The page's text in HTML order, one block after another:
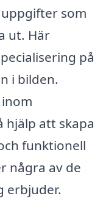
som
ut. Här
på
i bilden.
hjälp att skapa
funktionell
några av de
erbjuder.